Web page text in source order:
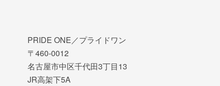
PRIDE ONE／プライドワン
〒460-0012
名古屋市中区千代田3丁目13
JR高架下5A